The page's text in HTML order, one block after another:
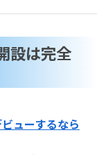
設は完全
ューするなら